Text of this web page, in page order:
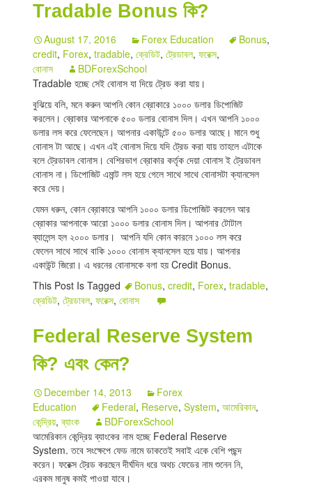
Tradable Bonus কি?
August 17, 2016 Forex Education Bonus,
credit, Forex,tradable,ক্রেডিট,ট্রেডাবল,ফরেক্স,
বোনাস
BDForexSchool
Tradable হচ্ছে সেই বোনাস যা দিয়ে ট্রেড করা যায়।
বুঝিয়ে বলি, মনে করুন আপনি কোন ব্রোকারে ১০০০ ডলার ডিপোজিট
করলেন। ব্রোকার আপনাকে ৫০০ ডলার বোনাস দিল। এখন আপনি ১০০০
ডলার লস করে ফেলেছেন। আপনার একাউন্টে ৫০০ ডলার আছে। মানে শুধু
বোনাস টা আছে। এখন এই বোনাস দিয়ে যদি ট্রেড করা যায় তাহলে এটাকে
বলে ট্রেডাবল বোনাস। বেশিরভাগ ব্রোকার কর্তৃক দেয়া বোনাস ই ট্রেডাবল
বোনাস না। ডিপোজিট এমান্ট লস হয়ে গেলে সাথে সাথে বোনাসটা ক্যানসেল
করে দেয়।
যেমন ধরুন, কোন ব্রোকারে আপনি ১০০০ ডলার ডিপোজিট করলেন আর
ব্রোকার আপনাকে আরো ১০০০ ডলার বোনাস দিল। আপনার টোটাল
ব্যালেন্স হল ২০০০ ডলার। আপনি যদি কোন কারনে ১০০০ লস করে
ফেলেন সাথে সাথে বাকি ১০০০ বোনাস ক্যানসেল হয়ে যায়। আপনার
একাউন্ট জিরো। এ ধরনের বোনাসকে বলা হয় Credit Bonus.
This Post Is Tagged
Bonus,credit, Forex,tradable,
ক্রেডিট,ট্রেডাবল,ফরেক্স,বোনাস
Federal Reserve System
কি? এবং কেন?
December 14, 2013
Forex
Education
Federal, Reserve,System,আমেরিকান,
কেন্দ্রিয়,ব্যাংক
BDForexSchool
আমেরিকান কেন্দ্রিয় ব্যাংকের নাম হচ্ছে Federal Reserve
System. তবে সংক্ষেপে ফেড নামে ডাকতেই সবাই একে বেশি পছন্দ
করেন। ফরেক্স ট্রেড করছেন দীর্ঘদিন ধরে অথচ ফেডের নাম শুনেন নি,
এরকম মানুষ কমই পাওয়া যাবে।